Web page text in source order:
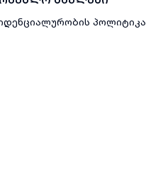
პოლიტიკა